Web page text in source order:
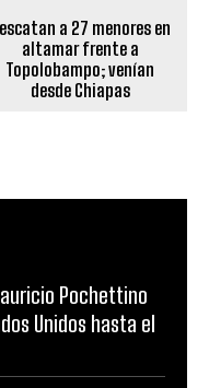
a 27 menores en
altamar frente a
Topolobampo; venían
desde Chiapas
Pochettino
Unidos hasta el